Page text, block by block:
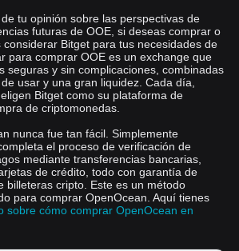
tu opinión sobre las perspectivas de
futuras de OOE, si deseas comprar o
Bitget para tus necesidades de
para comprar OOE es un exchange que
seguras y sin complicaciones, combinadas
usar y una gran liquidez. Cada día,
Bitget como su plataforma de
de criptomonedas.
nunca fue tan fácil. Simplemente
el proceso de verificación de
mediante transferencias bancarias,
de crédito, todo con garantía de
billeteras cripto. Este es un método
para comprar OpenOcean. Aquí tienes
sobre cómo comprar OpenOcean en